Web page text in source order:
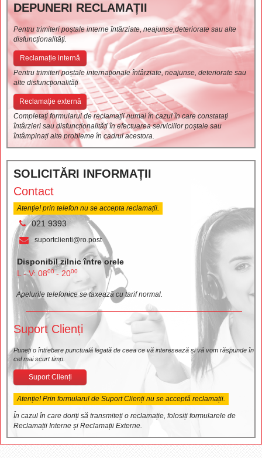
DEPUNERI RECLAMAȚII
Pentru trimiteri poștale interne întârziate, neajunse,deteriorate sau alte
disfuncționalități.
Reclamație internă
Pentru trimiteri poștale internaționale întârziate, neajunse, deteriorate sau
alte disfuncționalități
Reclamație externă
Completați formularul de reclamații numai în cazul în care constatați
întârzieri sau disfuncționalități în efectuarea serviciilor poștale sau
întâmpinați alte probleme în cadrul acestora.
SOLICITĂRI INFORMAȚII
Contact
Atenție! prin telefon nu se accepta reclamații.
021 9393
suportclienti@ro.post
Disponibil zilnic între orele
L - V: 0800- 2000
Apelurile telefonice se taxează cu tarif normal.
Suport Clienți
Puneți o întrebare punctuală legată de ceea ce vă interesează și vă vom răspunde în
cel mai scurt timp.
Suport Clienți
Atenție! Prin formularul de Suport Clienți nu se acceptă reclamații.
În cazul în care doriți să transmiteți o reclamație, folosiți formularele de
Reclamații Interne și Reclamații Externe.